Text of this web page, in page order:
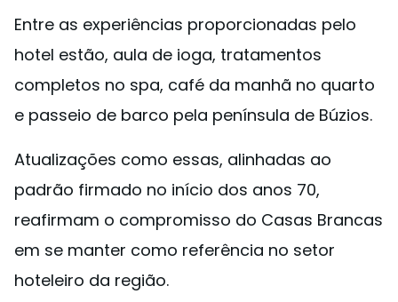
Entre as experiências proporcionadas pelo
hotel estão, aula de ioga, tratamentos
completos no spa, café da manhã no quarto
e passeio de barco pela península de Búzios.
Atualizações como essas, alinhadas ao
padrão firmado no início dos anos 70,
reafirmam o compromisso do Casas Brancas
em se manter como referência no setor
hoteleiro da região.